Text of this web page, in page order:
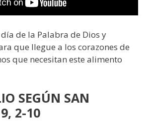
de la Palabra de Dios y
que llegue a los corazones de
que necesitan este alimento
SEGÚN SAN
2-10